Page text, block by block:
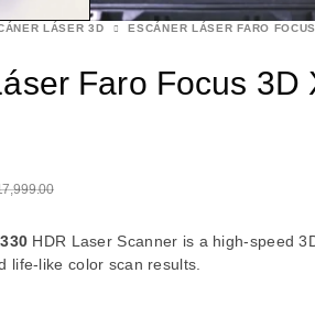
LÁSER 3D ESCÁNER LÁSER FARO
Faro Focus 3D
HDR Laser Scanner is a high-speed
life-like color scan results.